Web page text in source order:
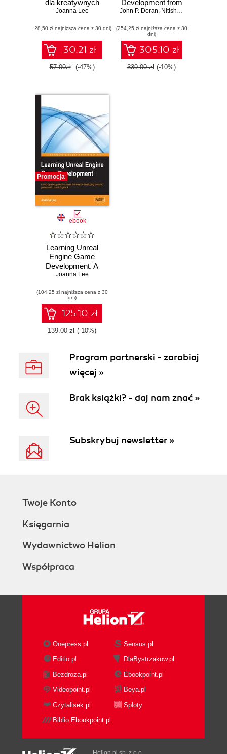
dla kreatywnych
Joanna Lee
(28,50 zł najniższa cena z 30 dni)
30.21 zł
57.00zł (-47%)
Development from
A to Z. Your
companion to
game development
in Unreal Engine 4
John P. Doran, Nitish Misra
(254,25 zł najniższa cena z 30
dni)
305.10 zł
339.00 zł (-10%)
Promocja
ebook
Learning Unreal
Engine Game
Development. A
step-by-step guide
for developing
fantastic games
with Unreal Engine
4
Joanna Lee
(104,25 zł najniższa cena z 30
dni)
125.10 zł
139.00 zł (-10%)
Program partnerski - zarabiaj
więcej »
Brak książki? - daj nam znać »
Subskrybuj newsletter »
Twoje Konto
Księgarnia
Wydawnictwo Helion
Współpraca
Onepress.pl
Sensus.pl
Editio.pl
DlaBystrzakow.pl
Bezdroza.pl
Ebookpoint.pl
Videopoint.pl
Beya.pl
Czytalisek.pl
Sploty
Biblio.Ebookpoint.pl